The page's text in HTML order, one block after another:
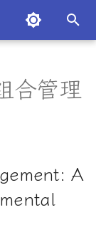
些交易策略能带
划分交易风格？
理论
量化策略类型
基金入门
九个热门策略
子
子
智能
研报
逐鹿
库
多智能体
的Benchmark
基于大语言模型
架构详解
型概述
籍Millennium文化
基金成功之道
合管理
A